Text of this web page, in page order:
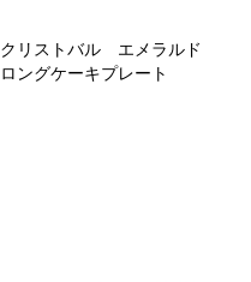
クリストバル エメラルド
ロングケーキプレート